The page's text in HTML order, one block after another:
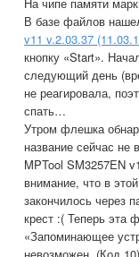
В базе файлов
v11 v.2.03.37
кнопку «Start».
следующий день
не реагировала,
спать…
Утром флешка
название сейчас
MPTool SM3257EN
внимание, что в
закончилось через
крест :( Теперь эта
«Запоминающее